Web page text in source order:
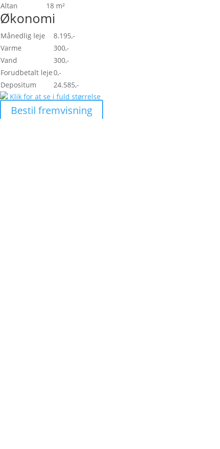
Altan
18 m²
Økonomi
Månedlig leje
8.195,-
Varme
300,-
Vand
300,-
Forudbetalt leje0,-
Depositum
24.585,-
Klik for at se i fuld størrelse
Bestil fremvisning